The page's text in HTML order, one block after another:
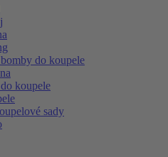
do koupele
koupele
sady